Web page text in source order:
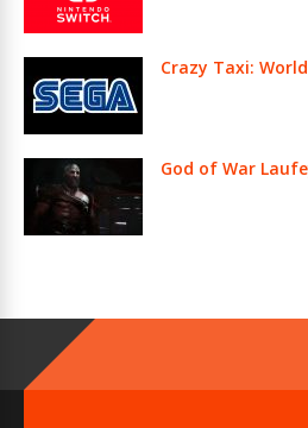
Crazy Taxi:
God of War